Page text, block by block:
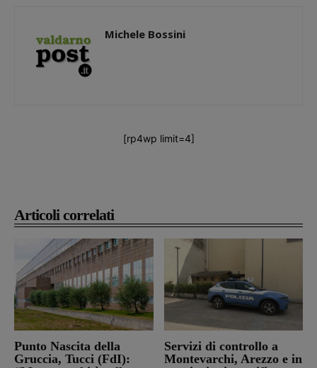
Articoli correlati
Punto Nascita della
Gruccia, Tucci (FdI):
Servizi di controllo a
Montevarchi, Arezzo e in
Michele Bossini
[rp4wp limit=4]